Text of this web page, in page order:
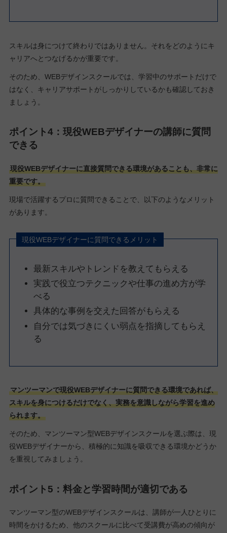
スキルは身につけて終わりではありません。それをどのようにキ
ャリアへとつなげるかが重要です。
そのため、WEBデザインスクールでは、学習中のサポートだけで
はなく、キャリアサポートがしっかりしているかも確認しておき
ましょう。
ポイント4：現役WEBデザイナーの講師に質問
できる
現役WEBデザイナーに直接質問できる環境があることも、非常に
重要です。
現場で活躍するプロに質問できることで、以下のようなメリット
があります。
現役WEBデザイナーに質問できるメリット
最新スキルやトレンドを教えてもらえる
実践で役立つテクニックや仕事の進め方が学
べる
具体的な事例を交えた回答がもらえる
自分では気づきにくい弱点を指摘してもらえ
る
マンツーマンで現役WEBデザイナーに質問できる環境であれば、
スキルを身につけるだけでなく、実務を意識しながら学習を進め
られます。
そのため、マンツーマン型WEBデザインスクールを選ぶ際は、現
役WEBデザイナーから、積極的に知識を吸収できる環境かどうか
を重視してみましょう。
ポイント5：料金と学習時間が適切である
マンツーマン型のWEBデザインスクールは、講師が一人ひとりに
時間をかけるため、他のスクールに比べて受講費が高めの傾向が